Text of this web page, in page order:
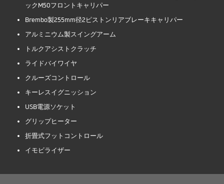
ックM50フロントキャリパー
Brembo製255mm径2ピストンリアブレーキキャリパー
アルミニウム製スイングアーム
トルクアシストクラッチ
ライドバイワイヤ
クルーズコントロール
キーレスイグニッション
USB電源ソケット
グリップヒーター
折畳式フットコントロール
イモビライザー